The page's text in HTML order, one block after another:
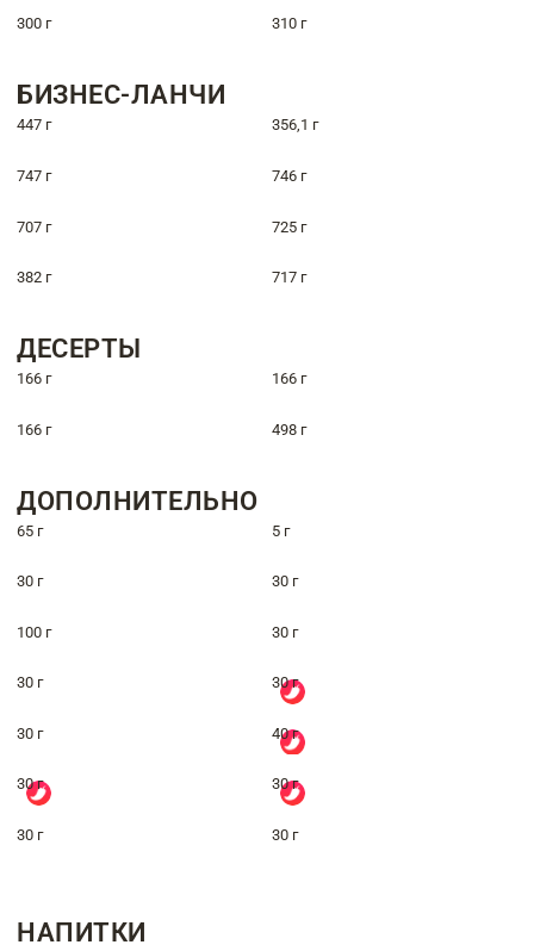
300 г 310 г
БИЗНЕС-ЛАНЧИ
447 г 356,1 г
747 г 746 г
707 г 725 г
382 г 717 г
ДЕСЕРТЫ
166 г 166 г
166 г 498 г
ДОПОЛНИТЕЛЬНО
65 г 5 г
30 г 30 г
100 г 30 г
30 г 30 г
30 г 40 г
30 г 30 г
30 г 30 г
НАПИТКИ